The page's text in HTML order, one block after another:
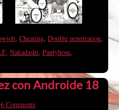
,Cheating,Double penetration,
,Nakadashi,Pantyhose,
con Androide 18
6 Comments